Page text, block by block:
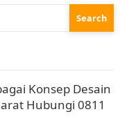
Konsep Desain
Hubungi 0811